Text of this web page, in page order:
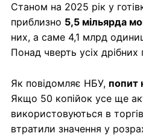
Станом на 2025 рік у
приблизно 5,5 мільярда
них, а саме 4,1 млрд
Понад чверть усіх дрібних
Як повідомляє НБУ, попит
Якщо 50 копійок усе ще
використовуються в
втратили значення у